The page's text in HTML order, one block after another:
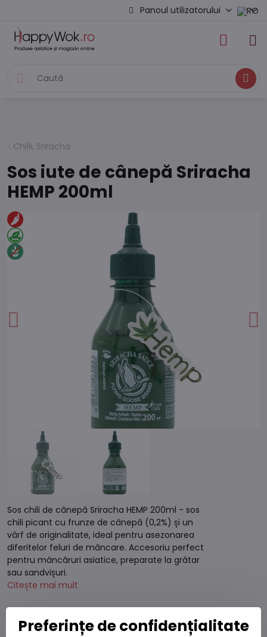
Panoul utilizatorului
Caută
Chilli, Sriracha
Sos iute de cânepă Sriracha
HEMP 200ml
Sos chili de cânepă Sriracha HEMP 200ml - sos
chili picant cu frunze de cânepă (0,2%) și un
vârf de originalitate, ideal pentru asezonarea
diferitelor feluri de mâncare. Accesoriu perfect
pentru mâncăruri asiatice, preparate la grătar
sau sandvișuri.
Citește mai mult
Termen de livrare:Miercuri12.8.2026
Preferințe de confidențialitate